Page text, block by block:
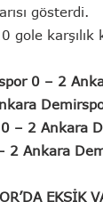
gösterdi.
gole
0 – 2
– 2 Ankara
2 Ankara
EKSİK